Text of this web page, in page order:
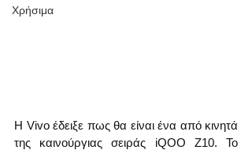
Χρήσιμα
Η Vivo έδειξε πως θα είναι ένα από κινητά
της καινούργιας σειράς iQOO Z10. Το